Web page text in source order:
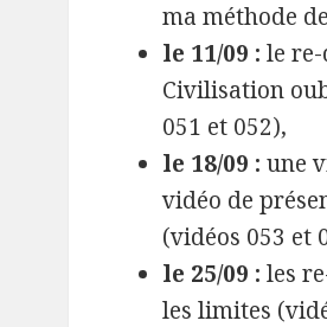
ma méthode
le 11/09 :le
Civilisation
051 et 052),
le 18/09 :une
vidéo de
(vidéos 053 et
le 25/09 :les
les limites